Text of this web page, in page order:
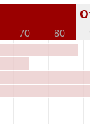
70 80